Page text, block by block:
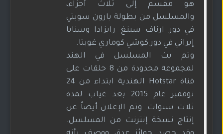
هو مقسم إلى ثلاث أجزاء،
والمسلسل من بطولة بارون سوبتي
في دور ارناف سينغ رايزادا وسنايا
إيراني في دور كوشي كوماري غوبتا.
وتم بث المسلسل في الهند
لمجموعة محدودة من 8 حلقات على
قناة Hotstar الهندية ابتداء من 24
نوفمبر عام 2015 بعد غياب لمدة
ثلاث سنوات. وتم الإعلان أيضاً عن
إنتاج نسخة إنترنت من المسلسل.